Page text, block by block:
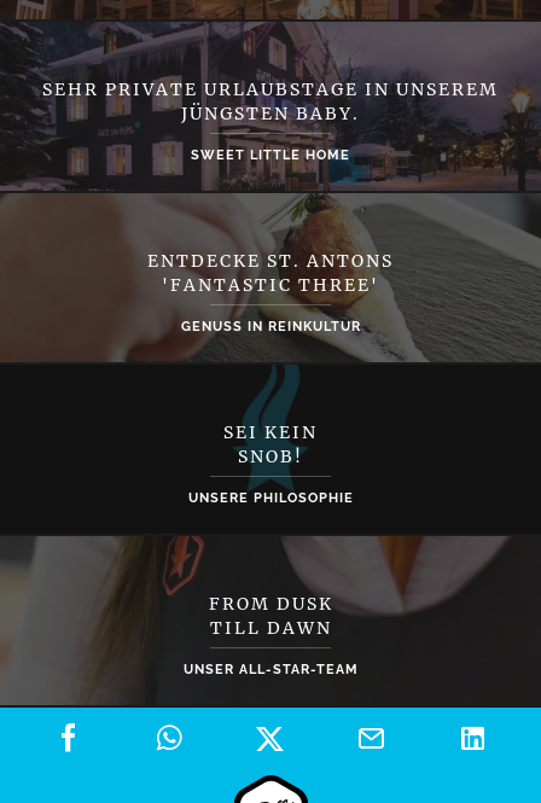
SEHR PRIVATE URLAUBSTAGE IN UNSEREM
JÜNGSTEN BABY.
SWEET LITTLE HOME
ENTDECKE ST. ANTONS
'FANTASTIC THREE'
GENUSS IN REINKULTUR
SEI KEIN
SNOB!
UNSERE PHILOSOPHIE
FROM DUSK
TILL DAWN
UNSER ALL-STAR-TEAM